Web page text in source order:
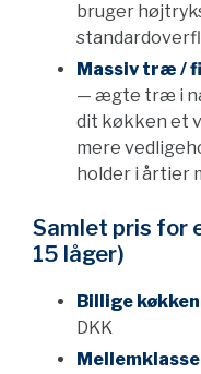
bruger
Massiv træ /
— ægte træ i
dit køkken et
mere
holder i årtier
Samlet pris for
15 låger)
Billige
DKK